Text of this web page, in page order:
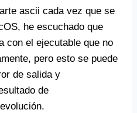
ascii cada vez que se
he escuchado que
con el ejecutable que no
pero esto se puede
de salida y
de